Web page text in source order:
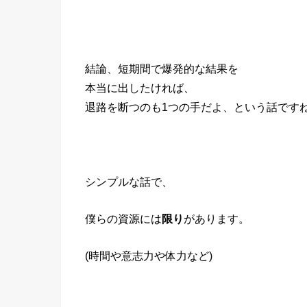
結論、短期間で爆発的な結果を
本当に出したければ、
退路を断つのも1つの手だよ、という話です
シンプルな話で、
僕らの資源には限り があります。
(時間や意志力や体力など)